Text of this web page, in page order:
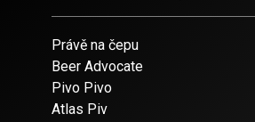
Právě na čepu
Beer Advocate
Pivo Pivo
Atlas Piv